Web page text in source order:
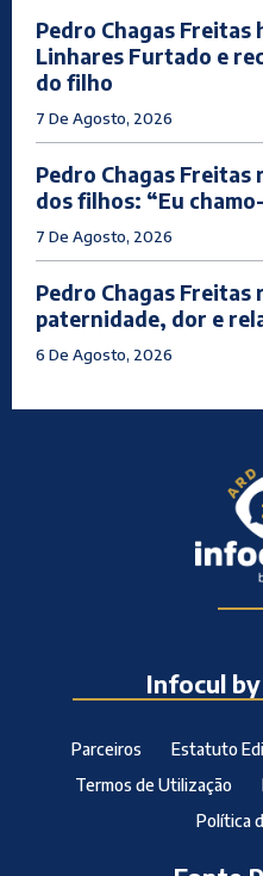
Pedro Chagas Freitas
Linhares Furtado e
do filho
7 De Agosto, 2026
Pedro Chagas
dos filhos: “Eu
7 De Agosto, 2026
Pedro Chagas
paternidade, dor e
6 De Agosto, 2026
Infocul
Parceiros Estatuto
Termos de Utilização
Política